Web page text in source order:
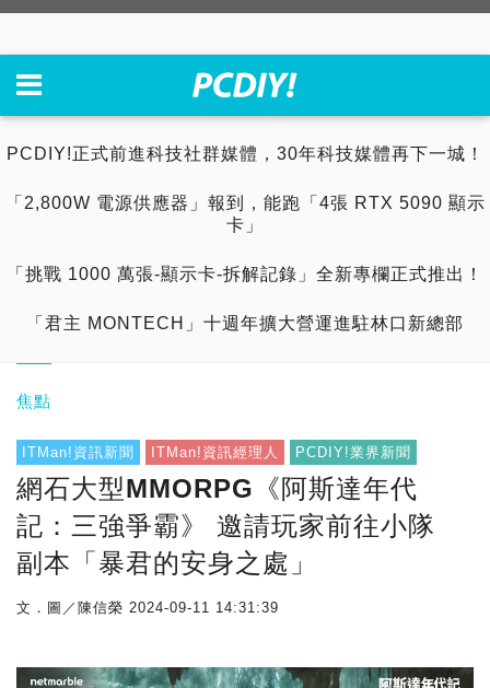
PCDIY!正式前進科技社群媒體，30年科技媒體再下一城！
「2,800W 電源供應器」報到，能跑「4張 RTX 5090 顯示
卡」
「挑戰 1000 萬張-顯示卡-拆解記錄」全新專欄正式推出！
「君主 MONTECH」十週年擴大營運進駐林口新總部
焦點
ITMan!資訊新聞 ITMan!資訊經理人 PCDIY!業界新聞
網石大型MMORPG《阿斯達年代
記：三強爭霸》 邀請玩家前往小隊
副本「暴君的安身之處」
文．圖／陳信榮 2024-09-11 14:31:39